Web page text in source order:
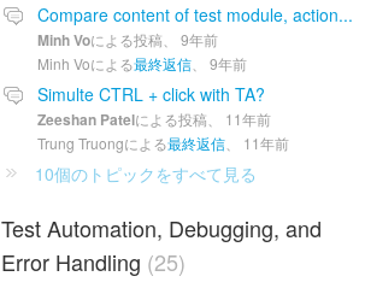
Compare content of test module, action...
Minh Voによる投稿、 9年前
Minh Voによる最終返信、 9年前
Simulte CTRL + click with TA?
Zeeshan Patelによる投稿、 11年前
Trung Truongによる最終返信、 11年前
10個のトピックをすべて見る
Test Automation, Debugging, and
Error Handling 25